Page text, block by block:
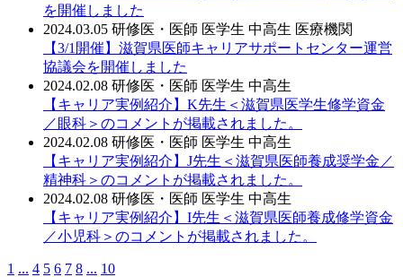
を開催しました
2024.03.05 研修医・医師 医学生 中高生 医療機関
【3/1開催】滋賀県医師キャリアサポートセンター運営
協議会を開催しました
2024.02.08 研修医・医師 医学生 中高生
【キャリア実例紹介】K先生＜滋賀県医学生修学資金
／眼科＞のコメントが掲載されました。
2024.02.08 研修医・医師 医学生 中高生
【キャリア実例紹介】J先生＜滋賀県医師養成奨学金／
精神科＞のコメントが掲載されました。
2024.02.08 研修医・医師 医学生 中高生
【キャリア実例紹介】I先生＜滋賀県医師養成修学資金
／小児科＞のコメントが掲載されました。
1 ... 4 5 6 7 8 ... 10